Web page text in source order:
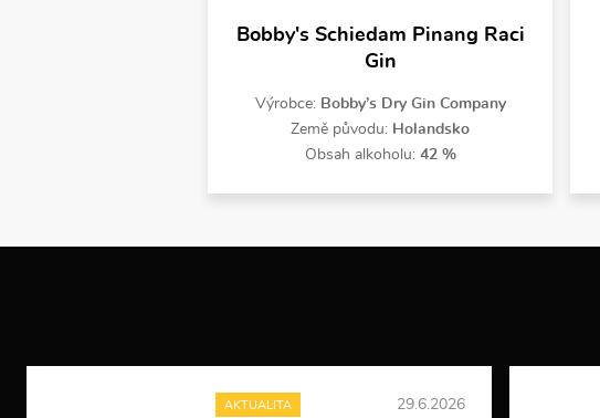
Bobby's Schiedam Pinang Raci
Gin
Výrobce: Bobby’s Dry Gin Company
Země původu: Holandsko
Obsah alkoholu: 42 %
AKTUALITA 29.6.2026